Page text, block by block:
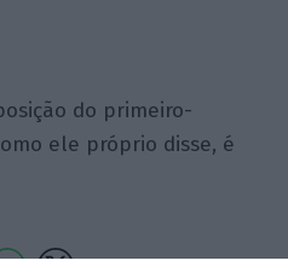
do primeiro-
ele próprio disse, é